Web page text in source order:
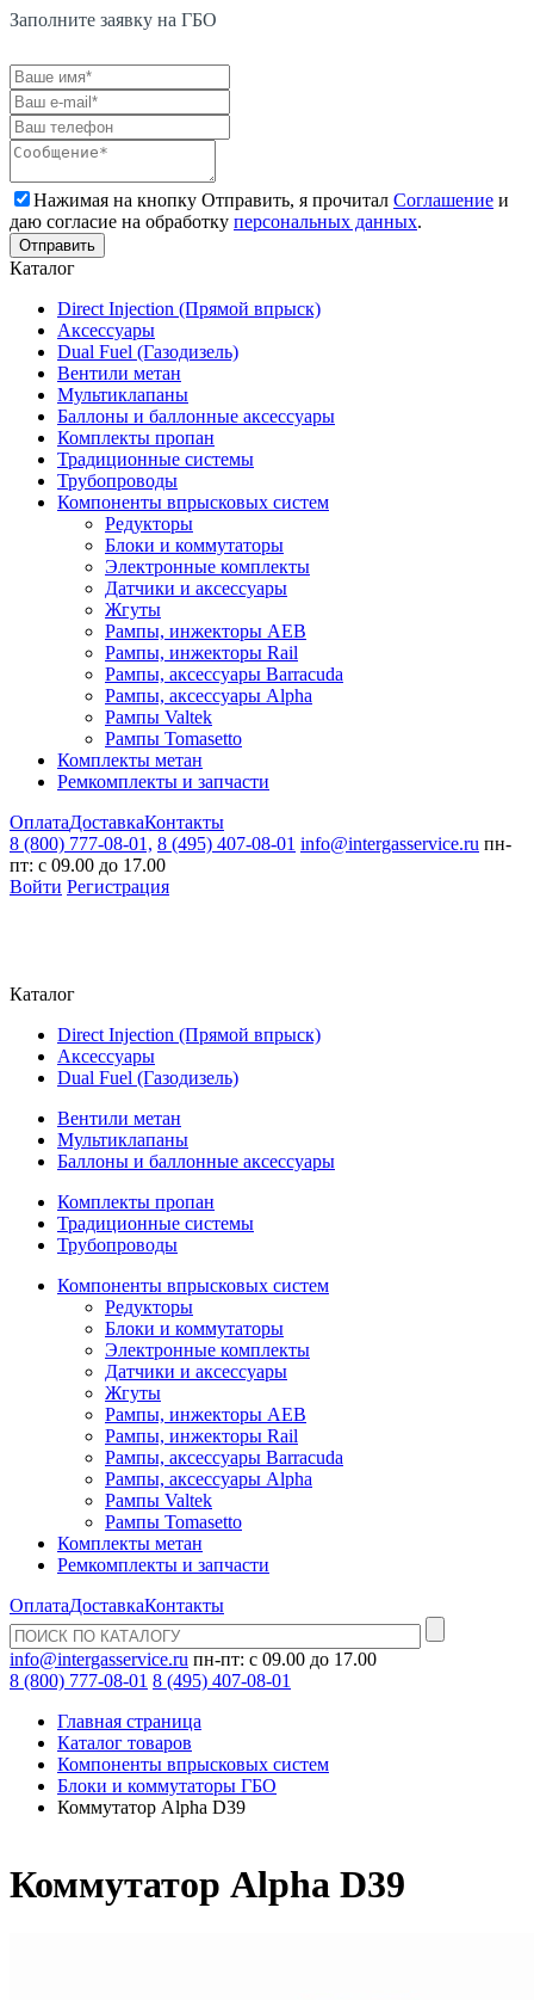
Заполните заявку на ГБО
Нажимая на кнопку Отправить, я прочитал Соглашение и
даю согласие на обработку персональных данных.
Каталог
Direct Injection (Прямой впрыск)
Аксессуары
Dual Fuel (Газодизель)
Вентили метан
Мультиклапаны
Баллоны и баллонные аксессуары
Комплекты пропан
Традиционные системы
Трубопроводы
Компоненты впрысковых систем
Редукторы
Блоки и коммутаторы
Электронные комплекты
Датчики и аксессуары
Жгуты
Рампы, инжекторы AEB
Рампы, инжекторы Rail
Рампы, аксессуары Barracuda
Рампы, аксессуары Alpha
Рампы Valtek
Рампы Tomasetto
Комплекты метан
Ремкомплекты и запчасти
ОплатаДоставкаКонтакты
8 (800) 777-08-01, 8 (495) 407-08-01 info@intergasservice.ru пн-
пт: с 09.00 до 17.00
Войти Регистрация
Каталог
Direct Injection (Прямой впрыск)
Аксессуары
Dual Fuel (Газодизель)
Вентили метан
Мультиклапаны
Баллоны и баллонные аксессуары
Комплекты пропан
Традиционные системы
Трубопроводы
Компоненты впрысковых систем
Редукторы
Блоки и коммутаторы
Электронные комплекты
Датчики и аксессуары
Жгуты
Рампы, инжекторы AEB
Рампы, инжекторы Rail
Рампы, аксессуары Barracuda
Рампы, аксессуары Alpha
Рампы Valtek
Рампы Tomasetto
Комплекты метан
Ремкомплекты и запчасти
ОплатаДоставкаКонтакты
info@intergasservice.ru пн-пт: с 09.00 до 17.00
8 (800) 777-08-01 8 (495) 407-08-01
Главная страница
Каталог товаров
Компоненты впрысковых систем
Блоки и коммутаторы ГБО
Коммутатор Alpha D39
Коммутатор Alpha D39